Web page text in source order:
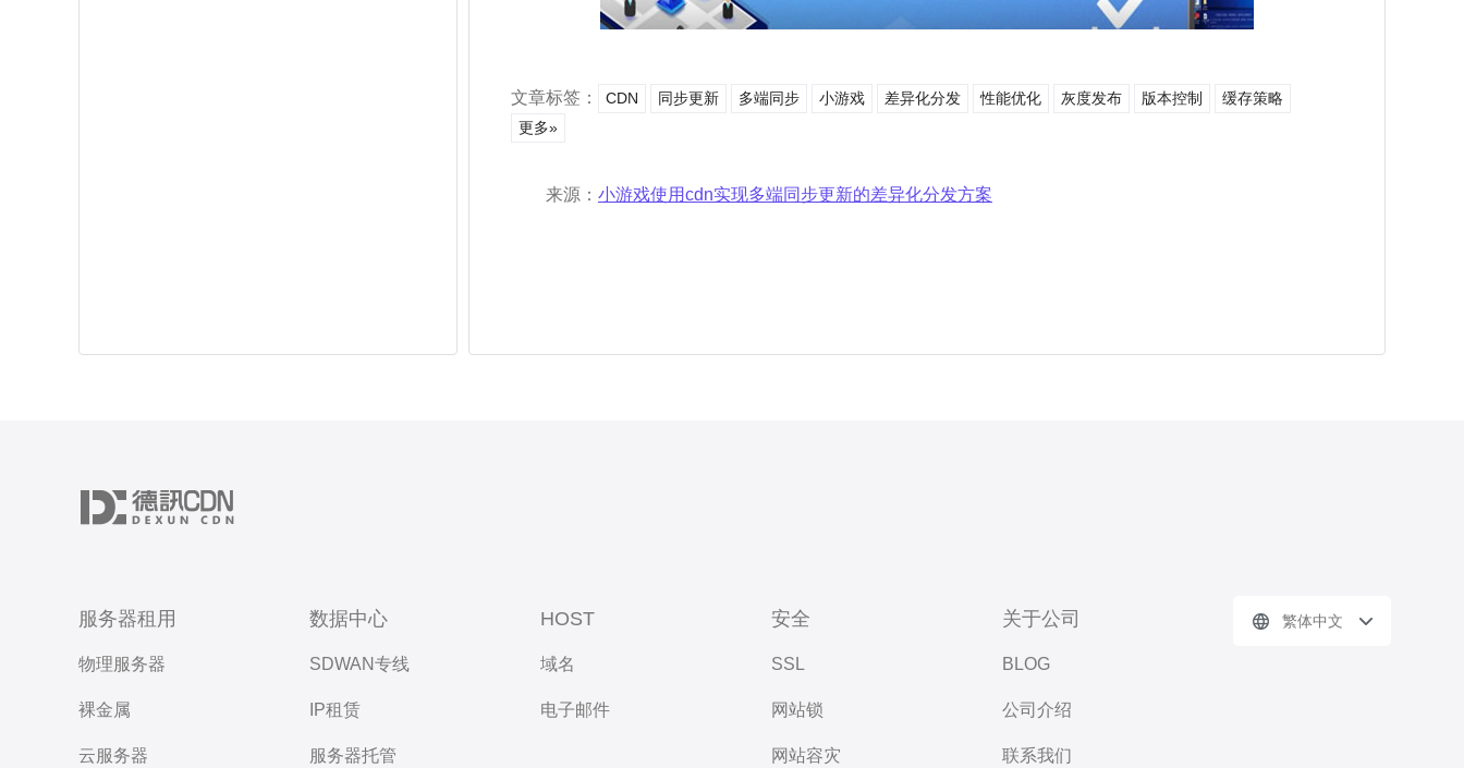
文章标签： CDN 同步更新 多端同步 小游戏 差异化分发 性能优化 灰度发布 版本控制
缓存策略
更多»
来源： 小游戏使用cdn实现多端同步更新的差异化分发方案
服务器租用
物理服务器
裸金属
云服务器
数据中心
SDWAN专线
IP租赁
服务器托管
HOST
域名
电子邮件
安全
SSL
网站锁
网站容灾
关于公司
BLOG
公司介绍
联系我们
繁体中文